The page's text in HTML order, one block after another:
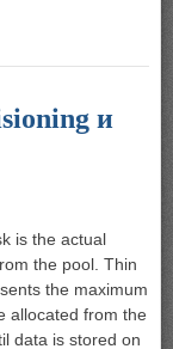
и
is the actual
the pool. Thin
the maximum
allocated from the
data is stored on